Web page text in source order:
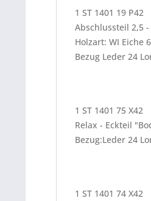
1 ST 1401 19 P42
Abschlussteil 2,5
Holzart: WI Eiche
Bezug Leder 24
1 ST 1401 75 X42
Relax - Eckteil
Bezug:Leder 24
1 ST 1401 74 X42